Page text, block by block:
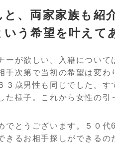
と、両家家族も紹
いう希望を叶えて
ーが欲しい。入籍につい
手次第で当初の希望は変わ
３歳男性も同じでした。
た様子。これから女性の引
でとうございます。５０
きるお相手探しができるの